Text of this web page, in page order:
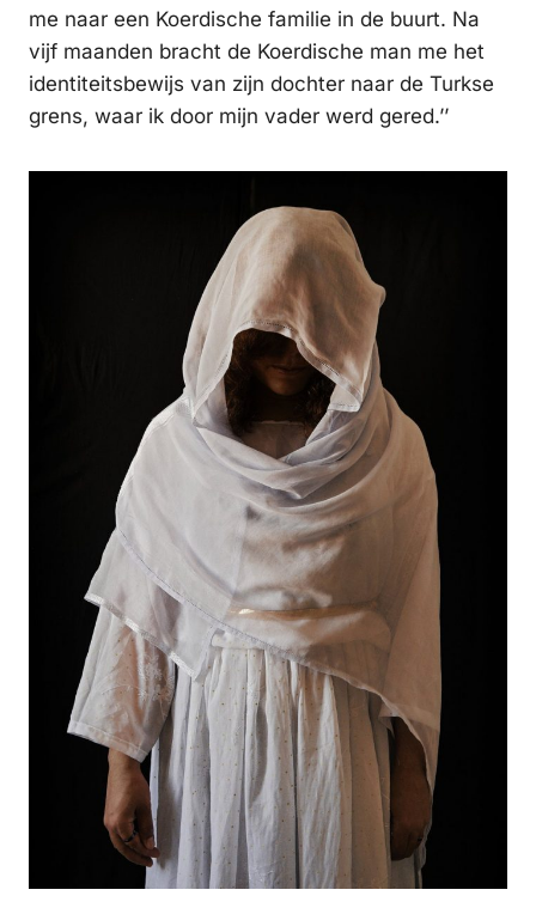
me naar een Koerdische familie in de buurt. Na
vijf maanden bracht de Koerdische man me het
identiteitsbewijs van zijn dochter naar de Turkse
grens, waar ik door mijn vader werd gered.’’